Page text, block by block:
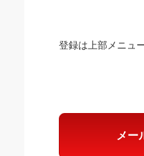
登録は上部メニュ
メー